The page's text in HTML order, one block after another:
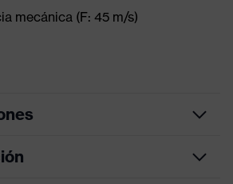
mecánica (F: 45 m/s)